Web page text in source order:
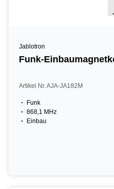
Jablotron
Funk-
Artikel Nr. AJA-JA182M
Funk
868,1 MHz
Einbau